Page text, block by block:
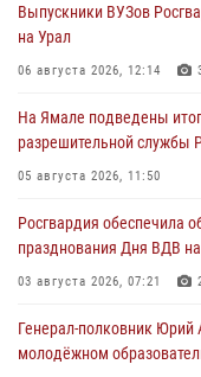
Выпускники ВУЗов
на Урал
06 августа 2026, 12:14
На Ямале подведены
разрешительной службы
05 августа 2026, 11:50
Росгвардия обеспечила
празднования Дня ВДВ
03 августа 2026, 07:21
Генерал-полковник Юрий
молодёжном